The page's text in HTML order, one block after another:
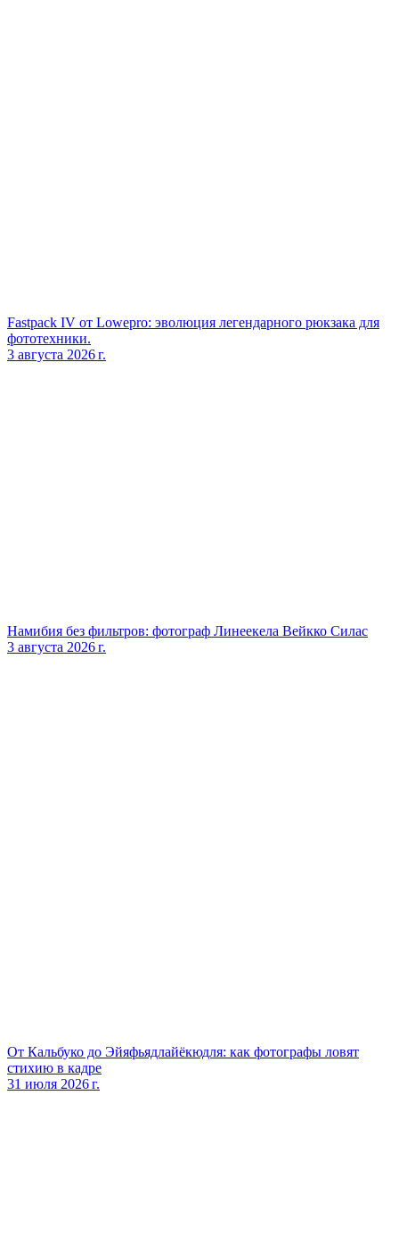
Fastpack IV от Lowepro: эволюция легендарного рюкзака для
фототехники.
3 августа 2026 г.
Намибия без фильтров: фотограф Линеекела Вейкко Силас
3 августа 2026 г.
От Кальбуко до Эйяфьядлайёкюдля: как фотографы ловят
стихию в кадре
31 июля 2026 г.